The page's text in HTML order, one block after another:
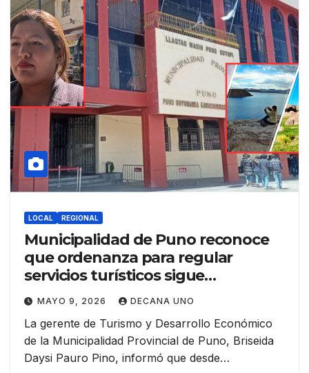
LOCAL REGIONAL
Municipalidad de Puno reconoce
que ordenanza para regular
servicios turísticos sigue
pendiente desde 2024
MAYO 9, 2026 DECANA UNO
La gerente de Turismo y Desarrollo Económico
de la Municipalidad Provincial de Puno, Briseida
Daysi Pauro Pino, informó que desde…